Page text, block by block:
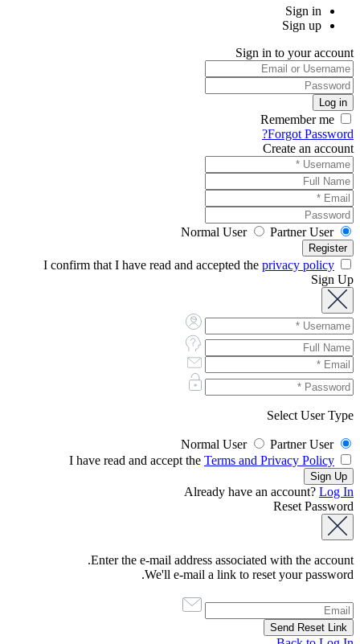
Sign in
Sign up
Sign in to your account
Forgot Password?
Create an account
Normal User Partner User
privacy policy
Sign Up
Select User Type
Normal User
Partner User
Terms and Privacy Policy
Already have an account? Log In
Reset Password
Enter the e-mail address associated with the account.
We'll e-mail a link to reset your password.